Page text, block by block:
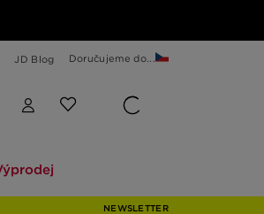
JD Blog Doručujeme do...
NEWSLETTER